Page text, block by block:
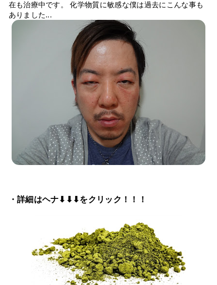
在も治療中です。 化学物質に敏感な僕は過去にこんな事も
ありました...
・詳細はヘナ⬇⬇⬇をクリック！！！